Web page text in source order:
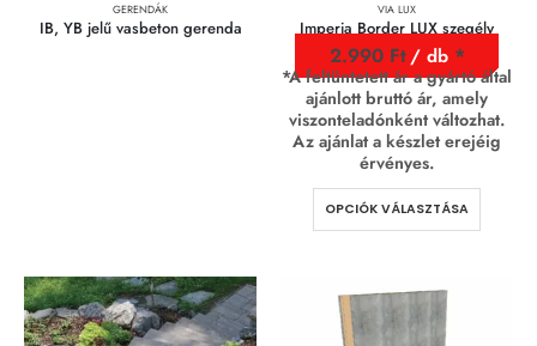
GERENDÁK
IB, YB jelű vasbeton gerenda
VIA LUX
Imperia Border LUX szegély
2.990 Ft / db
*A feltüntetett ár a gyártó által
ajánlott bruttó ár, amely
viszonteladónként változhat.
Az ajánlat a készlet erejéig
érvényes.
OPCIÓK VÁLASZTÁSA